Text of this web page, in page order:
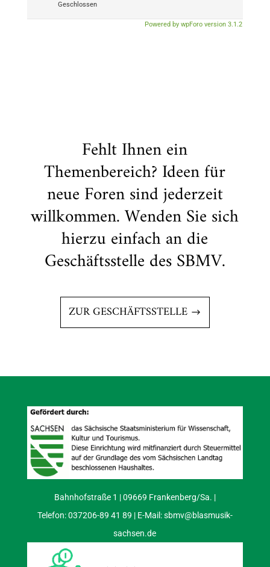
Geschlossen
Powered by wpForo version 3.1.2
Fehlt Ihnen ein
Themenbereich? Ideen für
neue Foren sind jederzeit
willkommen. Wenden Sie sich
hierzu einfach an die
Geschäftsstelle des SBMV.
ZUR GESCHÄFTSSTELLE
Bahnhofstraße 1 | 09669 Frankenberg/Sa. |
Telefon: 037206-89 41 89 | E-Mail:sbmv@blasmusik-
sachsen.de